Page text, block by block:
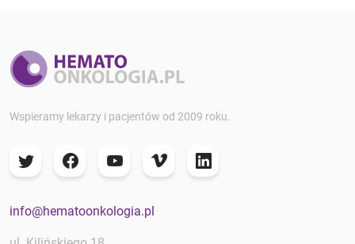
Wspieramy lekarzy i pacjentów od 2009 roku.
info@hematoonkologia.pl